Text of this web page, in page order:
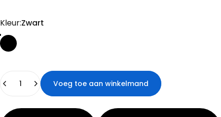
Kleur
Kleur:Zwart
Quantity
Voeg toe aan winkelmand